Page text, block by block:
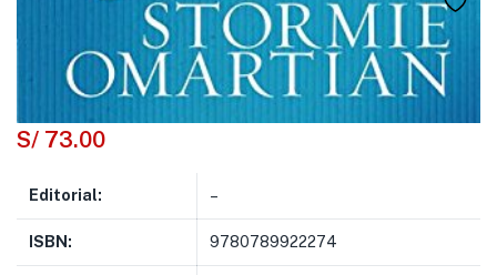
S/ 73.00
Editorial: –
ISBN: 9780789922274